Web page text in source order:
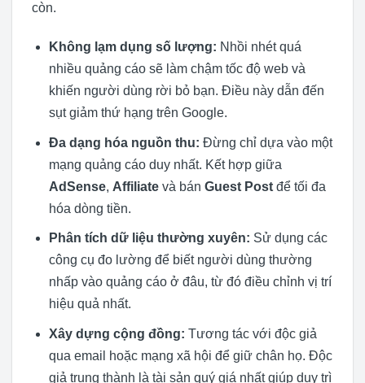
còn.
Không lạm dụng số lượng: Nhồi nhét quá
nhiều quảng cáo sẽ làm chậm tốc độ web và
khiến người dùng rời bỏ bạn. Điều này dẫn đến
sụt giảm thứ hạng trên Google.
Đa dạng hóa nguồn thu: Đừng chỉ dựa vào một
mạng quảng cáo duy nhất. Kết hợp giữa
AdSense, Affiliatevà bán Guest Postđể tối đa
hóa dòng tiền.
Phân tích dữ liệu thường xuyên: Sử dụng các
công cụ đo lường để biết người dùng thường
nhấp vào quảng cáo ở đâu, từ đó điều chỉnh vị trí
hiệu quả nhất.
Xây dựng cộng đồng: Tương tác với độc giả
qua email hoặc mạng xã hội để giữ chân họ. Độc
giả trung thành là tài sản quý giá nhất giúp duy trì